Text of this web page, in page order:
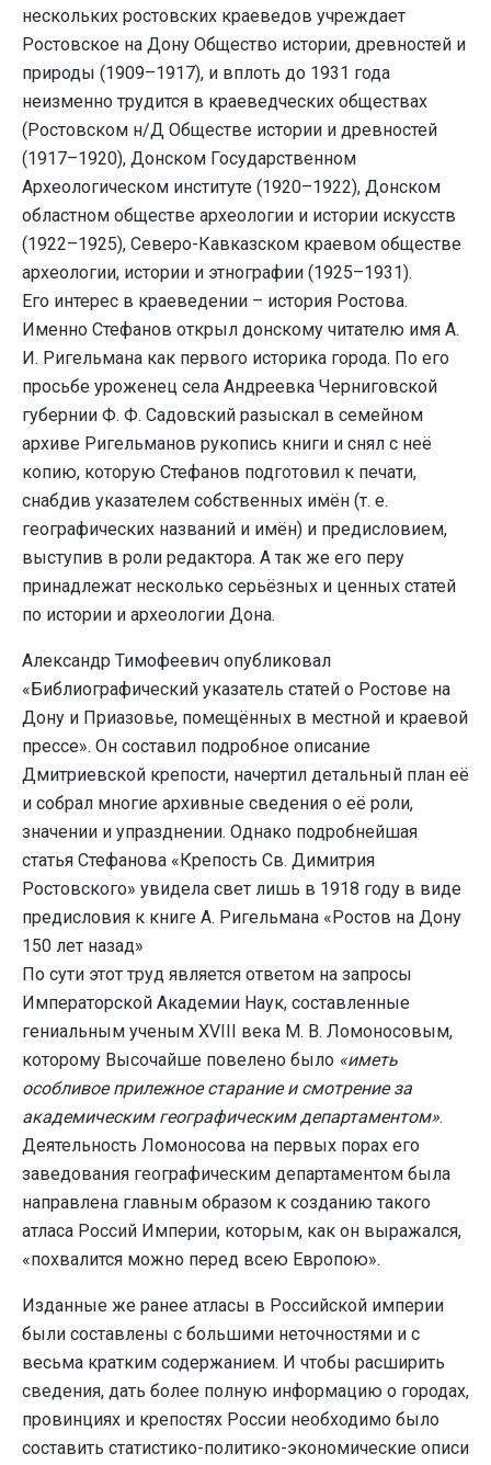
нескольких ростовских краеведов учреждает
Ростовское на Дону Общество истории, древностей и
природы (1909–1917), и вплоть до 1931 года
неизменно трудится в краеведческих обществах
(Ростовском н/Д Обществе истории и древностей
(1917–1920), Донском Государственном
Археологическом институте (1920–1922), Донском
областном обществе археологии и истории искусств
(1922–1925), Северо-Кавказском краевом обществе
археологии, истории и этнографии (1925–1931).
Его интерес в краеведении – история Ростова.
Именно Стефанов открыл донскому читателю имя А.
И. Ригельмана как первого историка города. По его
просьбе уроженец села Андреевка Черниговской
губернии Ф. Ф. Садовский разыскал в семейном
архиве Ригельманов рукопись книги и снял с неё
копию, которую Стефанов подготовил к печати,
снабдив указателем собственных имён (т. е.
географических названий и имён) и предисловием,
выступив в роли редактора. А так же его перу
принадлежат несколько серьёзных и ценных статей
по истории и археологии Дона.
Александр Тимофеевич опубликовал
«Библиографический указатель статей о Ростове на
Дону и Приазовье, помещённых в местной и краевой
прессе». Он составил подробное описание
Дмитриевской крепости, начертил детальный план её
и собрал многие архивные сведения о её роли,
значении и упразднении. Однако подробнейшая
статья Стефанова «Крепость Св. Димитрия
Ростовского» увидела свет лишь в 1918 году в виде
предисловия к книге А. Ригельмана «Ростов на Дону
150 лет назад»
По сути этот труд является ответом на запросы
Императорской Академии Наук, составленные
гениальным ученым XVIII века М. В. Ломоносовым,
которому Высочайше повелено было «иметь
особливое прилежное старание и смотрение за
академическим географическим департаментом».
Деятельность Ломоносова на первых порах его
заведования географическим департаментом была
направлена главным образом к созданию такого
атласа Россий Империи, которым, как он выражался,
«похвалится можно перед всею Европою».
Изданные же ранее атласы в Российской империи
были составлены с большими неточностями и с
весьма кратким содержанием. И чтобы расширить
сведения, дать более полную информацию о городах,
провинциях и крепостях России необходимо было
составить статистико-политико-экономические описи